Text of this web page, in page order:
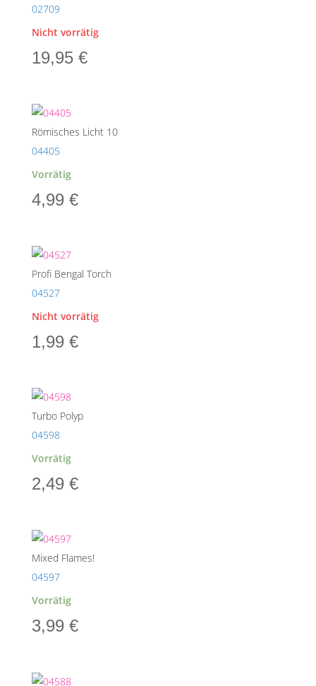
02709
Nicht vorrätig
19,95 €
Römisches Licht 10
04405
Vorrätig
4,99 €
Profi Bengal Torch
04527
Nicht vorrätig
1,99 €
Turbo Polyp
04598
Vorrätig
2,49 €
Mixed Flames!
04597
Vorrätig
3,99 €